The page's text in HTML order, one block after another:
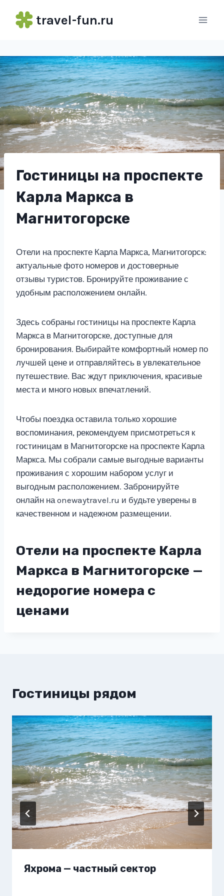
travel-fun.ru
Гостиницы на проспекте
Карла Маркса в
Магнитогорске
Отели на проспекте Карла Маркса, Магнитогорск:
актуальные фото номеров и достоверные
отзывы туристов. Бронируйте проживание с
удобным расположением онлайн.
Здесь собраны гостиницы на проспекте Карла
Маркса в Магнитогорске, доступные для
бронирования. Выбирайте комфортный номер по
лучшей цене и отправляйтесь в увлекательное
путешествие. Вас ждут приключения, красивые
места и много новых впечатлений.
Чтобы поездка оставила только хорошие
воспоминания, рекомендуем присмотреться к
гостиницам в Магнитогорске на проспекте Карла
Маркса. Мы собрали самые выгодные варианты
проживания с хорошим набором услуг и
выгодным расположением. Забронируйте
онлайн на onewaytravel.ru и будьте уверены в
качественном и надежном размещении.
Отели на проспекте Карла
Маркса в Магнитогорске —
недорогие номера с
ценами
Гостиницы рядом
Яхрома — частный сектор